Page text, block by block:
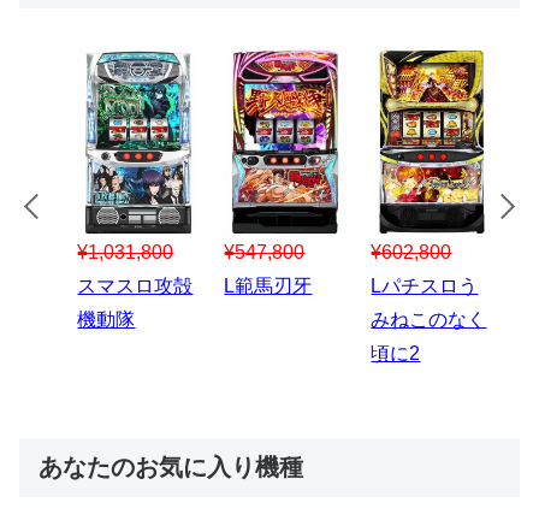
¥547,800
スマスロハナ
ビ
¥150,000
スマスロ秘宝
¥1,867,800
Lパチスロ 炎
炎ノ消防隊2
あなたのお気に入り機種